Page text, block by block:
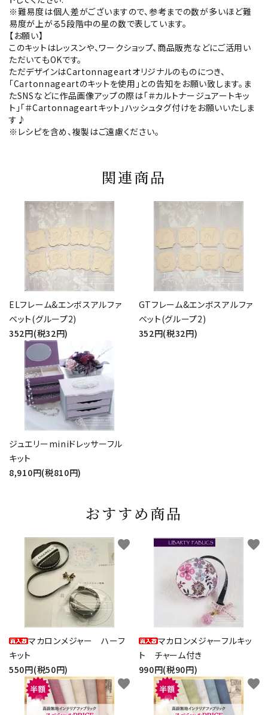
※難易度は個人差がございますので、参考までの数が多いほど難
易度が上がる5段階中の星の数で表しています。
【お願い】
このキットはレッスンや、ワークショップ、商品販売などにご活用い
ただいてもOKです。
ただデザインはCartonnageartオリジナルのものにつき、
「Cartonnageartのキットを使用」との告知をお願い致します。ま
たSNSなどに作品画像アップの際は「＃カルトナージュアートキッ
ト」「＃Cartonnageartキット」ハッシュタグ付けをお願いいたしま
す♪
※レシピを含め、複製はご遠慮ください。
関連商品
ELフレーム&エンボスアルファ
ベット(グループ2)
352円(税32円)
GTフレーム&エンボスアルファ
ベット(グループ2)
352円(税32円)
ジュエリーminiドレッサーフル
キット
8,910円(税810円)
おすすめ商品
マカロンメジャー ハーフ
キット
550円(税50円)
favorite
マカロンメジャーフルキッ
ト チャーム付き
990円(税90円)
favorite
favorite favorite